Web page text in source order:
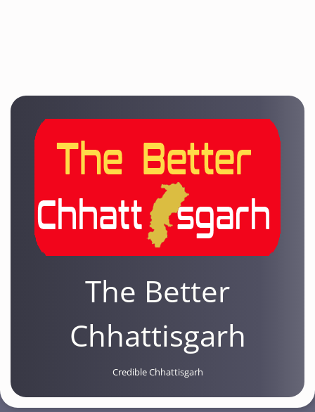
The Better
Chhattisgarh
Credible Chhattisgarh